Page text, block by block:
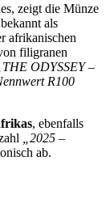
zeigt die Münze
als
afrikanischen
filigranen
„THE ODYSSEY –
R100
, ebenfalls
„2025 –
ab.